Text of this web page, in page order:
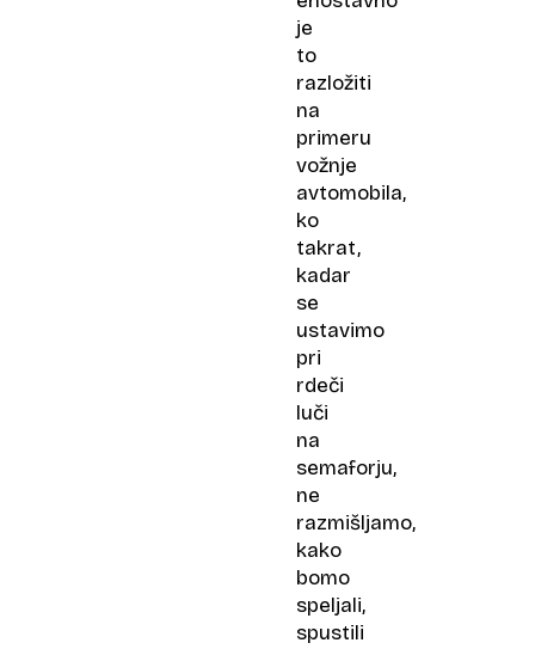
je
to
razložiti
na
primeru
vožnje
avtomobila,
ko
takrat,
kadar
se
ustavimo
pri
rdeči
luči
na
semaforju,
ne
razmišljamo,
kako
bomo
speljali,
spustili